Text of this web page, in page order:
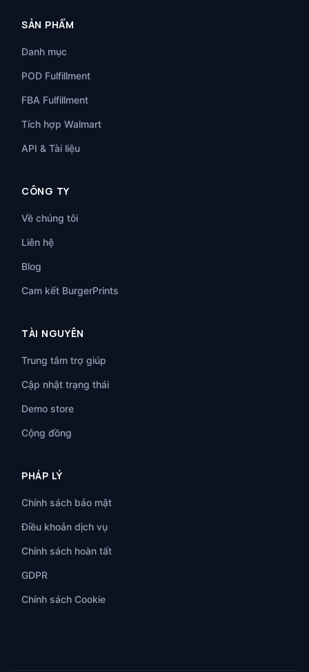
SẢN PHẨM
Danh mục
POD Fulfillment
FBA Fulfillment
Tích hợp Walmart
API & Tài liệu
CÔNG TY
Về chúng tôi
Liên hệ
Blog
Cam kết BurgerPrints
TÀI NGUYÊN
Trung tâm trợ giúp
Cập nhật trạng thái
Demo store
Cộng đồng
PHÁP LÝ
Chính sách bảo mật
Điều khoản dịch vụ
Chính sách hoàn tất
GDPR
Chính sách Cookie